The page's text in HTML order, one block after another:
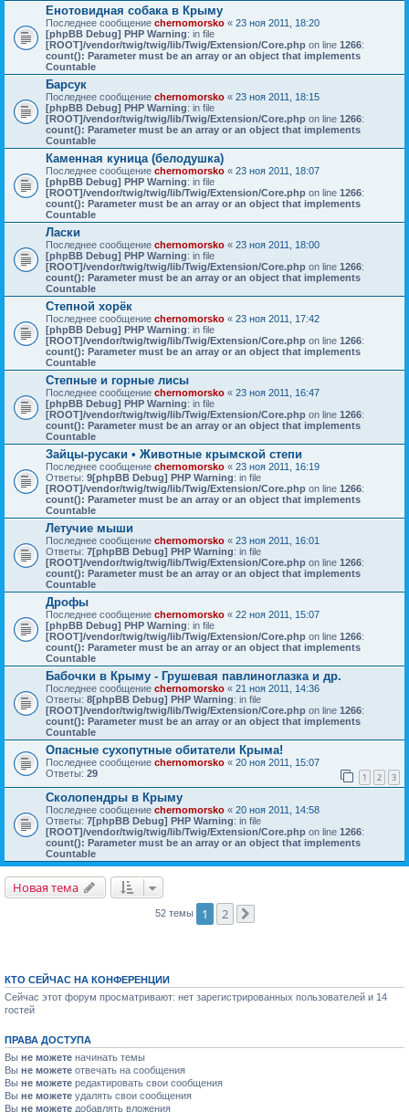
Енотовидная собака в Крыму
Последнее сообщение chernomorsko « 23 ноя 2011, 18:20
[phpBB Debug] PHP Warning: in file
[ROOT]/vendor/twig/twig/lib/Twig/Extension/Core.php on line 1266:
count(): Parameter must be an array or an object that implements
Countable
Барсук
Последнее сообщение chernomorsko « 23 ноя 2011, 18:15
[phpBB Debug] PHP Warning: in file
[ROOT]/vendor/twig/twig/lib/Twig/Extension/Core.php on line 1266:
count(): Parameter must be an array or an object that implements
Countable
Каменная куница (белодушка)
Последнее сообщение chernomorsko « 23 ноя 2011, 18:07
[phpBB Debug] PHP Warning: in file
[ROOT]/vendor/twig/twig/lib/Twig/Extension/Core.php on line 1266:
count(): Parameter must be an array or an object that implements
Countable
Ласки
Последнее сообщение chernomorsko « 23 ноя 2011, 18:00
[phpBB Debug] PHP Warning: in file
[ROOT]/vendor/twig/twig/lib/Twig/Extension/Core.php on line 1266:
count(): Parameter must be an array or an object that implements
Countable
Степной хорёк
Последнее сообщение chernomorsko « 23 ноя 2011, 17:42
[phpBB Debug] PHP Warning: in file
[ROOT]/vendor/twig/twig/lib/Twig/Extension/Core.php on line 1266:
count(): Parameter must be an array or an object that implements
Countable
Степные и горные лисы
Последнее сообщение chernomorsko « 23 ноя 2011, 16:47
[phpBB Debug] PHP Warning: in file
[ROOT]/vendor/twig/twig/lib/Twig/Extension/Core.php on line 1266:
count(): Parameter must be an array or an object that implements
Countable
Зайцы-русаки • Животные крымской степи
Последнее сообщение chernomorsko « 23 ноя 2011, 16:19
Ответы: 9[phpBB Debug] PHP Warning: in file
[ROOT]/vendor/twig/twig/lib/Twig/Extension/Core.php on line 1266:
count(): Parameter must be an array or an object that implements
Countable
Летучие мыши
Последнее сообщение chernomorsko « 23 ноя 2011, 16:01
Ответы: 7[phpBB Debug] PHP Warning: in file
[ROOT]/vendor/twig/twig/lib/Twig/Extension/Core.php on line 1266:
count(): Parameter must be an array or an object that implements
Countable
Дрофы
Последнее сообщение chernomorsko « 22 ноя 2011, 15:07
[phpBB Debug] PHP Warning: in file
[ROOT]/vendor/twig/twig/lib/Twig/Extension/Core.php on line 1266:
count(): Parameter must be an array or an object that implements
Countable
Бабочки в Крыму - Грушевая павлиноглазка и др.
Последнее сообщение chernomorsko « 21 ноя 2011, 14:36
Ответы: 8[phpBB Debug] PHP Warning: in file
[ROOT]/vendor/twig/twig/lib/Twig/Extension/Core.php on line 1266:
count(): Parameter must be an array or an object that implements
Countable
Опасные сухопутные обитатели Крыма!
Последнее сообщение chernomorsko « 20 ноя 2011, 15:07
Ответы: 29 1 2 3
Сколопендры в Крыму
Последнее сообщение chernomorsko « 20 ноя 2011, 14:58
Ответы: 7[phpBB Debug] PHP Warning: in file
[ROOT]/vendor/twig/twig/lib/Twig/Extension/Core.php on line 1266:
count(): Parameter must be an array or an object that implements
Countable
Новая тема
52 темы 1 2
КТО СЕЙЧАС НА КОНФЕРЕНЦИИ
Сейчас этот форум просматривают: нет зарегистрированных пользователей и 14
гостей
ПРАВА ДОСТУПА
Вы не можете начинать темы
Вы не можете отвечать на сообщения
Вы не можете редактировать свои сообщения
Вы не можете удалять свои сообщения
Вы не можете добавлять вложения